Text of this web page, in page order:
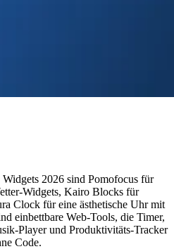
2026 sind Pomofocus für
Widgets, Kairo Blocks für
Clock für eine ästhetische Uhr mit
einbettbare Web-Tools, die Timer,
Player und Produktivitäts-Tracker
Code.